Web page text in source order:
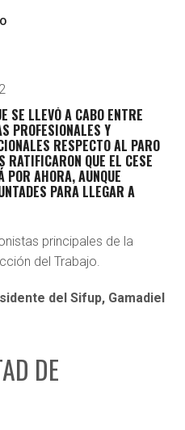
SE LLEVÓ A CABO ENTRE
PROFESIONALES Y
RESPECTO AL PARO
RATIFICARON QUE EL CESE
POR AHORA, AUNQUE
PARA LLEGAR A
principales de la
del Trabajo.
del Sifup, Gamadiel
DE